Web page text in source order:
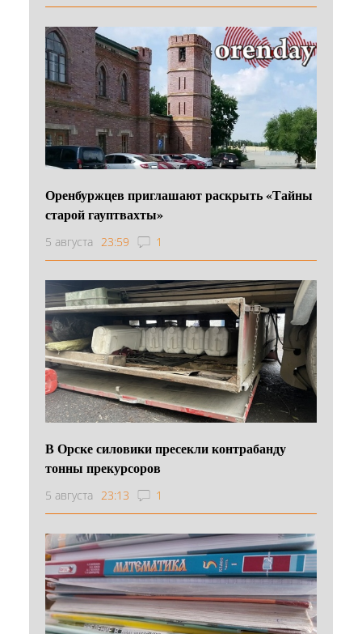
Оренбуржцев приглашают раскрыть «Тайны
старой гауптвахты»
5 августа 23:59 1
В Орске силовики пресекли контрабанду
тонны прекурсоров
5 августа 23:13 1